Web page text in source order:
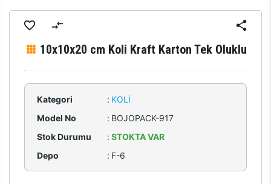
10x10x20 cm Koli Kraft Karton Tek Oluklu
Kategori : KOLI
Model No
: BOJOPACK-917
Stok Durumu
: STOKTA VAR
Depo
: F-6